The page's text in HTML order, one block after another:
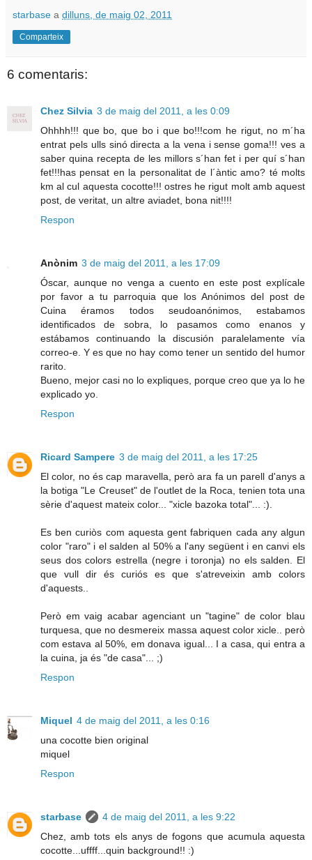
starbase a dilluns, de maig 02, 2011
Comparteix
6 comentaris:
Chez Silvia 3 de maig del 2011, a les 0:09
Ohhhh!!! que bo, que bo i que bo!!!com he rigut, no m´ha
entrat pels ulls sinó directa a la vena i sense goma!!! ves a
saber quina recepta de les millors s´han fet i per quí s´han
fet!!!has pensat en la personalitat de l´àntic amo? té molts
km al cul aquesta cocotte!!! ostres he rigut molt amb aquest
post, de veritat, un altre aviadet, bona nit!!!!
Respon
Anònim 3 de maig del 2011, a les 17:09
Óscar, aunque no venga a cuento en este post explícale
por favor a tu parroquia que los Anónimos del post de
Cuina éramos todos seudoanónimos, estabamos
identificados de sobra, lo pasamos como enanos y
estábamos continuando la discusión paralelamente vía
correo-e. Y es que no hay como tener un sentido del humor
rarito.
Bueno, mejor casi no lo expliques, porque creo que ya lo he
explicado yo.
Respon
Ricard Sampere 3 de maig del 2011, a les 17:25
El color, no és cap maravella, però ara fa un parell d'anys a
la botiga "Le Creuset" de l'outlet de la Roca, tenien tota una
sèrie d'aquest mateix color... "xicle bazoka total"... :).
Es ben curiòs com aquesta gent fabriquen cada any algun
color "raro" i el salden al 50% a l'any següent i en canvi els
seus dos colors estrella (negre i toronja) no els salden. El
que vull dir és curiós es que s'atreveixin amb colors
d'aquests..
Però em vaig acabar agenciant un "tagine" de color blau
turquesa, que no desmereix massa aquest color xicle.. però
com estava al 50%, em donava igual... I a casa, qui entra a
la cuina, ja és "de casa"... ;)
Respon
Miquel 4 de maig del 2011, a les 0:16
una cocotte bien original
miquel
Respon
starbase
4 de maig del 2011, a les 9:22
Chez, amb tots els anys de fogons que acumula aquesta
cocotte...uffff...quin background!! :)